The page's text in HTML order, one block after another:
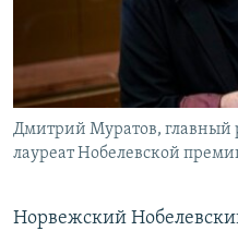
Дмитрий Муратов, главный
лауреат Нобелевской
Норвежский